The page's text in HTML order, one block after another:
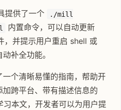
提供了一个
./mill
内置命令，可以自动更新
，并提示用户重启 shell 或
补全功能。
个清晰易懂的指南，帮助开
跨平台、带有描述信息的
本文，开发者可以为用户提